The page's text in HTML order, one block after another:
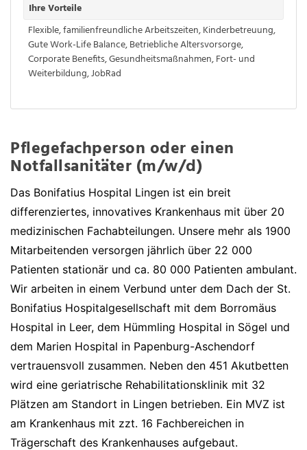
Ihre Vorteile
Flexible, familienfreundliche Arbeitszeiten,Kinderbetreuung,
Gute Work-Life Balance,Betriebliche Altersvorsorge,
Corporate Benefits,Gesundheitsmaßnahmen,Fort- und
Weiterbildung,JobRad
Pflegefachperson oder einen
Notfallsanitäter (m/w/d)
Das Bonifatius Hospital Lingen ist ein breit
differenziertes, innovatives Krankenhaus mit über 20
medizinischen Fachabteilungen. Unsere mehr als 1900
Mitarbeitenden versorgen jährlich über 22 000
Patienten stationär und ca. 80 000 Patienten ambulant.
Wir arbeiten in einem Verbund unter dem Dach der St.
Bonifatius Hospitalgesellschaft mit dem Borromäus
Hospital in Leer, dem Hümmling Hospital in Sögel und
dem Marien Hospital in Papenburg-Aschendorf
vertrauensvoll zusammen. Neben den 451 Akutbetten
wird eine geriatrische Rehabilitationsklinik mit 32
Plätzen am Standort in Lingen betrieben. Ein MVZ ist
am Krankenhaus mit zzt. 16 Fachbereichen in
Trägerschaft des Krankenhauses aufgebaut.